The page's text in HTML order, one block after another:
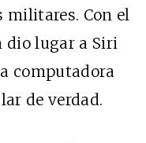
militares. Con el
dio lugar a Siri
computadora
de verdad.